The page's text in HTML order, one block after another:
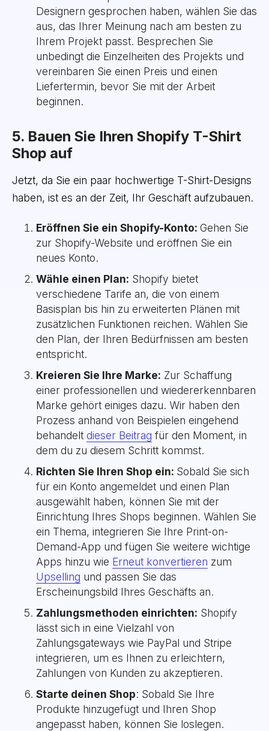
Designern gesprochen haben, wählen Sie das
aus, das Ihrer Meinung nach am besten zu
Ihrem Projekt passt. Besprechen Sie
unbedingt die Einzelheiten des Projekts und
vereinbaren Sie einen Preis und einen
Liefertermin, bevor Sie mit der Arbeit
beginnen.
5. Bauen Sie Ihren Shopify T-Shirt
Shop auf
Jetzt, da Sie ein paar hochwertige T-Shirt-Designs
haben, ist es an der Zeit, Ihr Geschäft aufzubauen.
Eröffnen Sie ein Shopify-Konto: Gehen Sie
zur Shopify-Website und eröffnen Sie ein
neues Konto.
Wähle einen Plan: Shopify bietet
verschiedene Tarife an, die von einem
Basisplan bis hin zu erweiterten Plänen mit
zusätzlichen Funktionen reichen. Wählen Sie
den Plan, der Ihren Bedürfnissen am besten
entspricht.
Kreieren Sie Ihre Marke: Zur Schaffung
einer professionellen und wiedererkennbaren
Marke gehört einiges dazu. Wir haben den
Prozess anhand von Beispielen eingehend
behandelt dieser Beitrag für den Moment, in
dem du zu diesem Schritt kommst.
Richten Sie Ihren Shop ein: Sobald Sie sich
für ein Konto angemeldet und einen Plan
ausgewählt haben, können Sie mit der
Einrichtung Ihres Shops beginnen. Wählen Sie
ein Thema, integrieren Sie Ihre Print-on-
Demand-App und fügen Sie weitere wichtige
Apps hinzu wie Erneut konvertieren zum
Upselling und passen Sie das
Erscheinungsbild Ihres Geschäfts an.
Zahlungsmethoden einrichten: Shopify
lässt sich in eine Vielzahl von
Zahlungsgateways wie PayPal und Stripe
integrieren, um es Ihnen zu erleichtern,
Zahlungen von Kunden zu akzeptieren.
Starte deinen Shop: Sobald Sie Ihre
Produkte hinzugefügt und Ihren Shop
angepasst haben, können Sie loslegen.